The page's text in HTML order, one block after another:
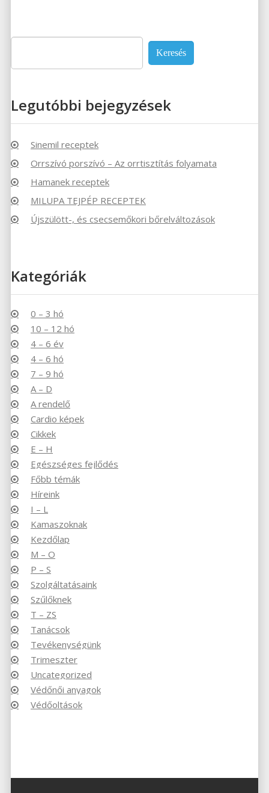
Legutóbbi bejegyzések
Sinemil receptek
Orrszívó porszívó – Az orrtisztítás folyamata
Hamanek receptek
MILUPA TEJPÉP RECEPTEK
Újszülött-, és csecsemőkori bőrelváltozások
Kategóriák
0 – 3 hó
10 – 12 hó
4 – 6 év
4 – 6 hó
7 – 9 hó
A – D
A rendelő
Cardio képek
Cikkek
E – H
Egészséges fejlődés
Főbb témák
Híreink
I – L
Kamaszoknak
Kezdőlap
M – O
P – S
Szolgáltatásaink
Szűlőknek
T – ZS
Tanácsok
Tevékenységünk
Trimeszter
Uncategorized
Védőnői anyagok
Védőoltások